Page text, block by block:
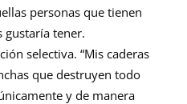
personas que tienen
gustaría tener.
selectiva. “Mis caderas
que destruyen todo
y de manera